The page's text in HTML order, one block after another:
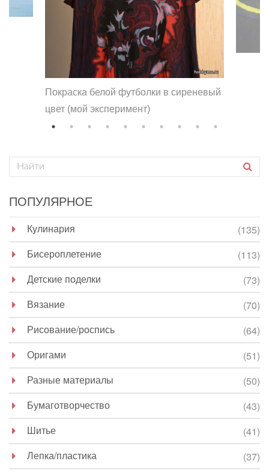
Покраска белой футболки в сиреневый
цвет (мой эксперимент)
ПОПУЛЯРНОЕ
Кулинария
(135)
Бисероплетение
(113)
Детские поделки
(73)
Вязание
(70)
Рисование/роспись
(64)
Оригами
(51)
Разные материалы
(50)
Бумаготворчество
(43)
Шитье
(41)
Лепка/пластика
(37)